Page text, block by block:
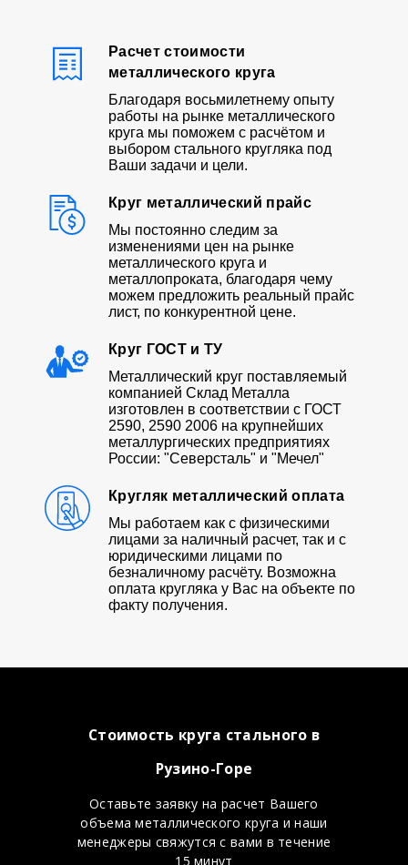
Расчет стоимости
металлического круга
Благодаря восьмилетнему опыту
работы на рынке металлического
круга мы поможем с расчётом и
выбором стального кругляка под
Ваши задачи и цели.
Круг металлический прайс
Мы постоянно следим за
изменениями цен на рынке
металлического круга и
металлопроката, благодаря чему
можем предложить реальный прайс
лист, по конкурентной цене.
Круг ГОСТ и ТУ
Металлический круг поставляемый
компанией Склад Металла
изготовлен в соответствии с ГОСТ
2590, 2590 2006 на крупнейших
металлургических предприятиях
России: "Северсталь" и "Мечел"
Кругляк металлический оплата
Мы работаем как с физическими
лицами за наличный расчет, так и с
юридическими лицами по
безналичному расчёту. Возможна
оплата кругляка у Вас на объекте по
факту получения.
Стоимость круга стального в
Рузино-Горе
Оставьте заявку на расчет Вашего
объема металлического круга и наши
менеджеры свяжутся с вами в течение
15 минут